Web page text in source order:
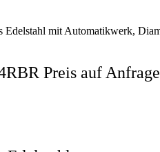
Preis auf Anfrage